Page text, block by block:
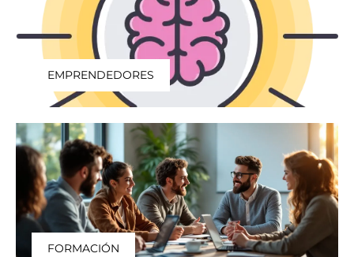
EMPRENDEDORES
FORMACIÓN